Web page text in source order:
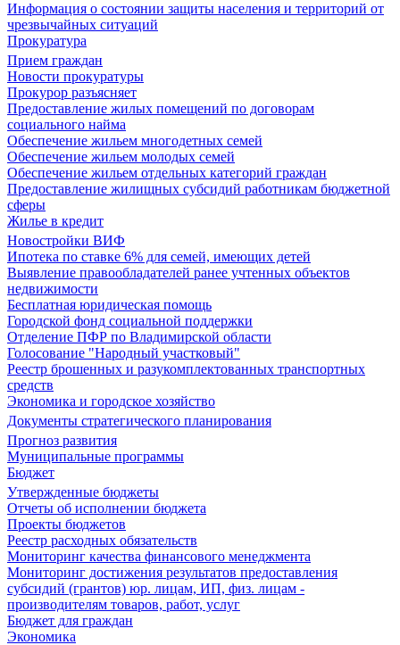
Информация о состоянии защиты населения и территорий от
чрезвычайных ситуаций
Прокуратура
Прием граждан
Новости прокуратуры
Прокурор разъясняет
Предоставление жилых помещений по договорам
социального найма
Обеспечение жильем многодетных семей
Обеспечение жильем молодых семей
Обеспечение жильем отдельных категорий граждан
Предоставление жилищных субсидий работникам бюджетной
сферы
Жилье в кредит
Новостройки ВИФ
Ипотека по ставке 6% для семей, имеющих детей
Выявление правообладателей ранее учтенных объектов
недвижимости
Бесплатная юридическая помощь
Городской фонд социальной поддержки
Отделение ПФР по Владимирской области
Голосование "Народный участковый"
Реестр брошенных и разукомплектованных транспортных
средств
Экономика и городское хозяйство
Документы стратегического планирования
Прогноз развития
Муниципальные программы
Бюджет
Утвержденные бюджеты
Отчеты об исполнении бюджета
Проекты бюджетов
Реестр расходных обязательств
Мониторинг качества финансового менеджмента
Мониторинг достижения результатов предоставления
субсидий (грантов) юр. лицам, ИП, физ. лицам -
производителям товаров, работ, услуг
Бюджет для граждан
Экономика